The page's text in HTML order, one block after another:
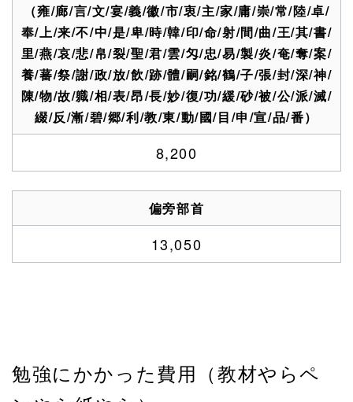
（雍/廊/言/文/宴/義/徽/市/衷/主/家/庸/崇/常/陸/卓/
奉/上/来/不/中/是/卑/時/韓/印/命/射/間/曲/王/其/書/
里/燕/哀/悲/帛/裂/聖/君/雲/匁/忠/易/製/炎/奄/奪/案/
養/蕃/祭/謝/政/放/飲/跡/體/嗣/銘/鶴/子/張/封/深/神/
陳/物/故/軄/相/表/昂/長/妙/復/功/緩/砂/被/公/派/滅/
綴/反/漸/碧/郷/利/教/東/動/國/目/申/宣/品/番）
8,200
偏旁部首
13,050
勉強にかかった費用（教材やらペ